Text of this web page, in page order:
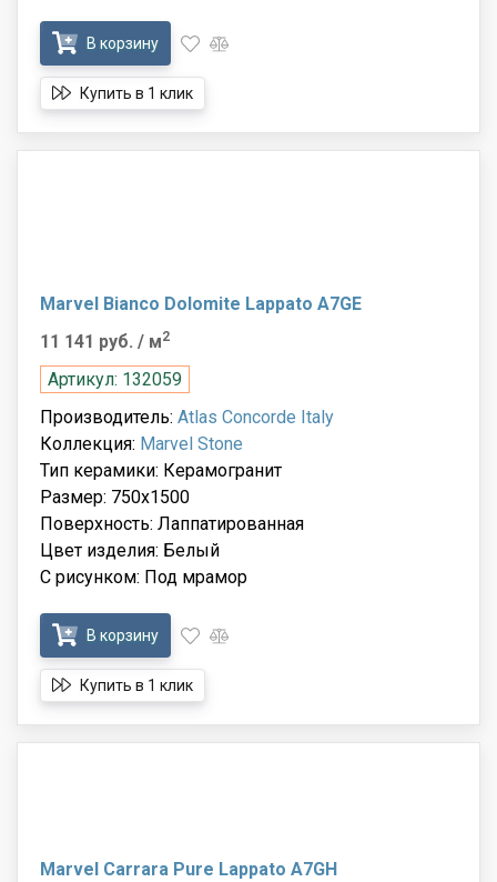
В корзину
Купить в 1 клик
Marvel Bianco Dolomite Lappato A7GE
11 141 руб. / м2
Артикул: 132059
Производитель: Atlas Concorde Italy
Коллекция: Marvel Stone
Тип керамики: Керамогранит
Размер: 750x1500
Поверхность: Лаппатированная
Цвет изделия: Белый
С рисунком: Под мрамор
В корзину
Купить в 1 клик
Marvel Carrara Pure Lappato A7GH